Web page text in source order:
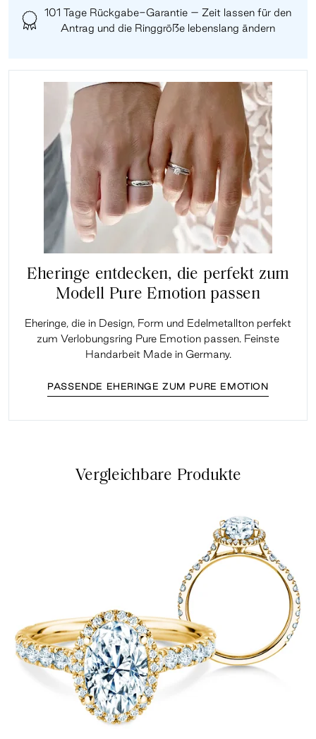
101 Tage Rückgabe-Garantie – Zeit lassen für den
Antrag und die Ringgröße lebenslang ändern
Eheringe entdecken, die perfekt zum
Modell Pure Emotion passen
Eheringe, die in Design, Form und Edelmetallton perfekt
zum Verlobungsring Pure Emotion passen. Feinste
Handarbeit Made in Germany.
PASSENDE EHERINGE ZUM PURE EMOTION
Vergleichbare Produkte